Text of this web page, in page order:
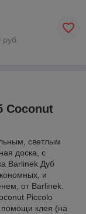
Coconut
светлым
доска, с
Barlinek Дуб
и
от Barlinek.
Piccolo
клея (на